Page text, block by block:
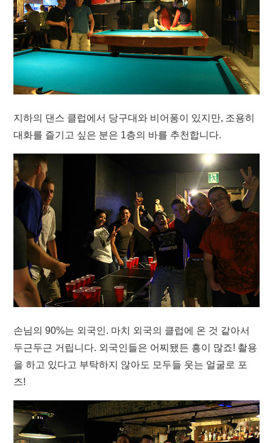
지하의 댄스 클럽에서 당구대와 비어퐁이 있지만, 조용히
대화를 즐기고 싶은 분은 1층의 바를 추천합니다.
손님의 90%는 외국인. 마치 외국의 클럽에 온 것 같아서
두근두근 거립니다. 외국인들은 어찌됐든 흥이 많죠! 촬용
을 하고 있다고 부탁하지 않아도 모두들 웃는 얼굴로 포
즈!